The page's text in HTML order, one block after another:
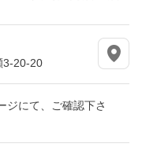
3-20-20
ジにて、ご確認下さ